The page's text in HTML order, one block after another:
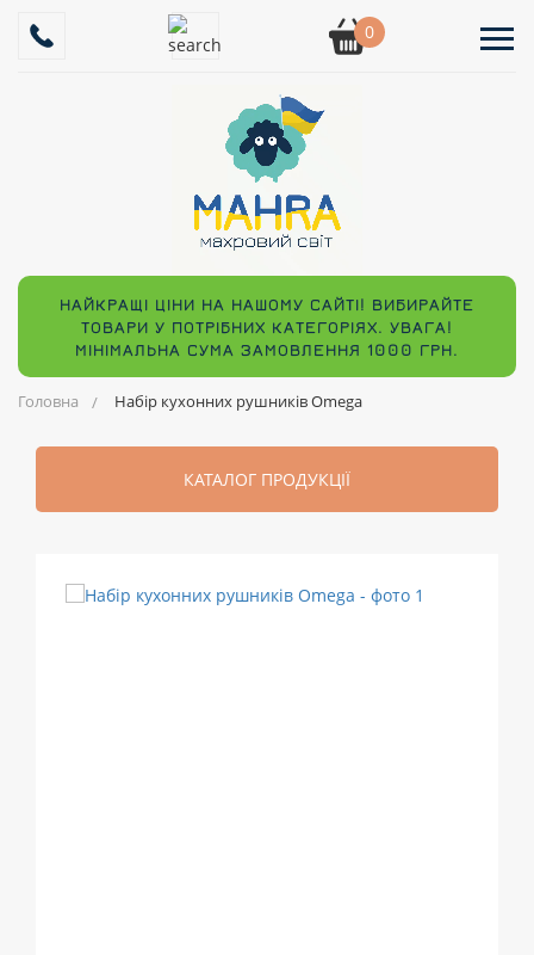
0
НАЙКРАЩІ ЦІНИ НА НАШОМУ САЙТІ! ВИБИРАЙТЕ
ТОВАРИ У ПОТРІБНИХ КАТЕГОРІЯХ. УВАГА!
МІНІМАЛЬНА СУМА ЗАМОВЛЕННЯ 1000 ГРН.
Головна Набір кухонних рушників Omega
КАТАЛОГ ПРОДУКЦІЇ